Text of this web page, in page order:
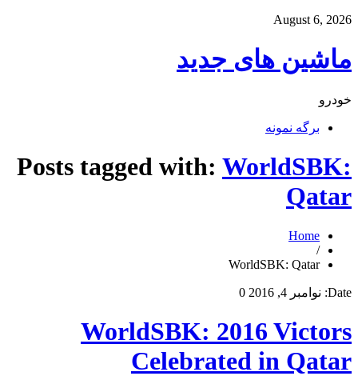
August 6, 2026
ماشین های جدید
خودرو
برگه نمونه
Posts tagged with: WorldSBK:
Qatar
Home
/
WorldSBK: Qatar
Date: نوامبر 4, 2016 0
WorldSBK: 2016 Victors
Celebrated in Qatar